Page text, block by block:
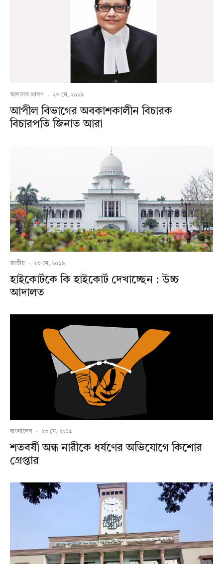
আদালত প্রাঙ্গণ · ২৩ মে, ২০১৯
আপীল বিভাগের অবকাশকালীন বিচারক
বিচারপতি জিনাত আরা
জাতীয় · ২৩ মে, ২০১৯
হাইকোর্টকে কি হাইকোর্ট দেখাচ্ছেন : উচ্চ
আদালত
বাংলাদেশ · ২৩ মে, ২০১৯
শতবর্ষী অন্ধ নারীকে ধর্ষণের অভিযোগে কিশোর
গ্রেপ্তার